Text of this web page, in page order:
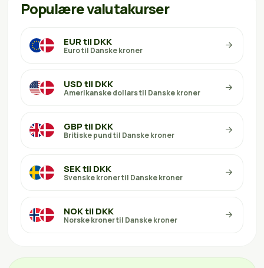
Populære valutakurser
EUR til DKK
Euro til Danske kroner
USD til DKK
Amerikanske dollars til Danske kroner
GBP til DKK
Britiske pund til Danske kroner
SEK til DKK
Svenske kroner til Danske kroner
NOK til DKK
Norske kroner til Danske kroner